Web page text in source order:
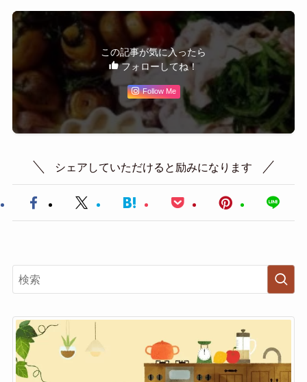
この記事が気に入ったら
フォローしてね！
Follow Me
シェアしていただけると励みになります